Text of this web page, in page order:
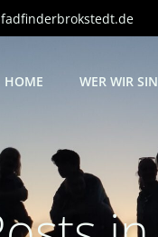
HOME WER WIR